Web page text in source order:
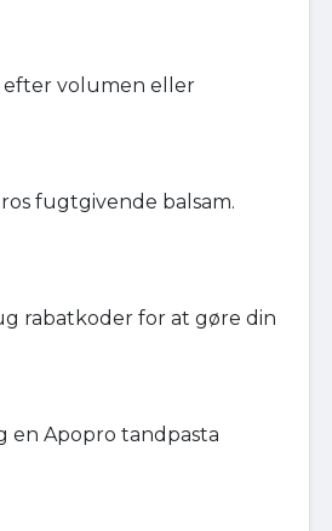
efter volumen eller
fugtgivende balsam.
rabatkoder for at gøre din
en Apopro tandpasta